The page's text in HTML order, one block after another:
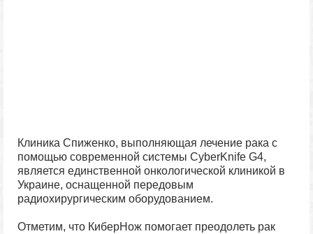
Клиника Спиженко, выполняющая лечение рака с
помощью современной системы CyberKnife G4,
является единственной онкологической клиникой в ​​
Украине, оснащенной передовым
радиохирургическим оборудованием.
Отметим, что КиберНож помогает преодолеть рак